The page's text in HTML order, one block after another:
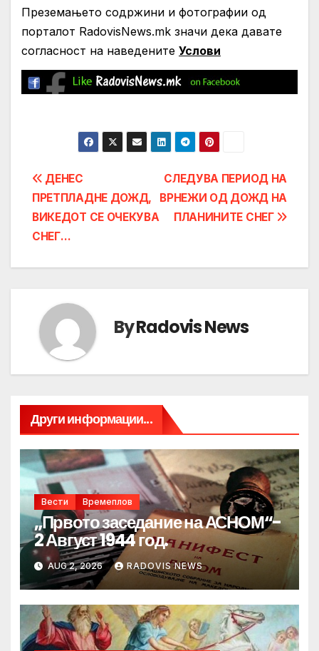
Преземањето содржини и фотографии од
порталот RadovisNews.mk значи дека давате
согласност на нaведените Услови
Post
navigation
СЛЕДУВА ПЕРИОД НА
ВРНЕЖИ ОД ДОЖД НА
ПЛАНИНИТЕ СНЕГ
ДЕНЕС
ПРЕТПЛАДНЕ ДОЖД,
ВИКЕДОТ СЕ ОЧЕКУВА
СНЕГ…
ByRadovis News
Други информации...
Вести Времеплов
„Првото заседание на АСНОМ“-
2 Август 1944 год.
AUG 2, 2026 RADOVIS NEWS